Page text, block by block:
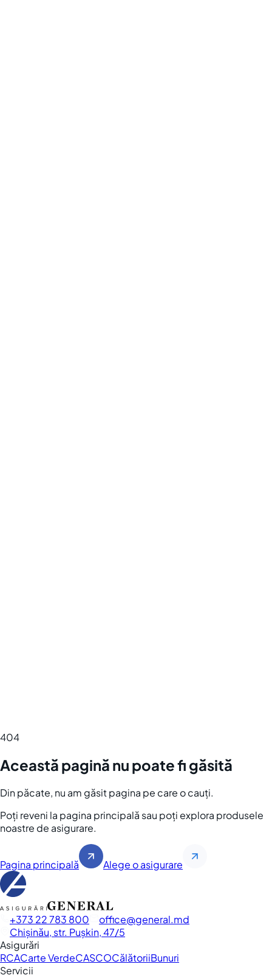
404
Această pagină nu poate fi găsită
Din păcate, nu am găsit pagina pe care o cauți.
Poți reveni la pagina principală sau poți explora produsele
noastre de asigurare.
Pagina principală Alege o asigurare
+373 22 783 800 office
general.md
Chișinău, str. Pușkin, 47/5
Asigurări
RCACarte VerdeCASCOCălătoriiBunuri
Servicii